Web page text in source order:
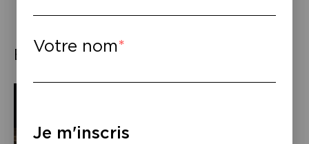
Éléments associés
Votre nom
Je m'inscris